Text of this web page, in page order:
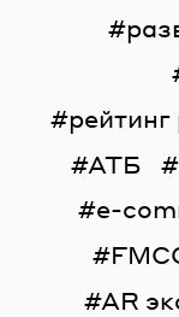
АТБ
e-
AR